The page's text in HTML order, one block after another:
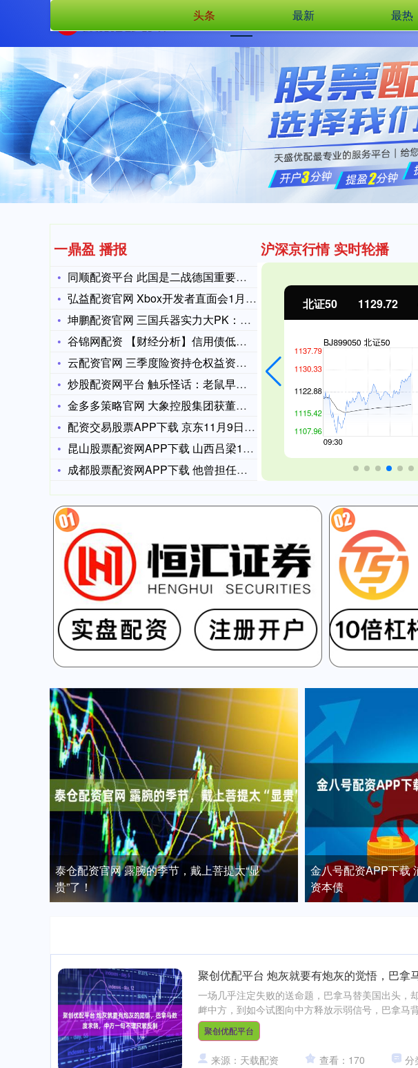
首页 一鼎盈 线上配
一鼎盈 播报
同顺配资平台 此国是二战德国重要帮凶，领导人极端恐惧苏联，出
弘益配资官网 Xbox开发者直面会1月23日举办 将展示《极
坤鹏配资官网 三国兵器实力大PK：方天画戟VS青龙偃月刀谁是
谷锦网配资 【财经分析】信用债低位震荡中不乏机遇 机构建议抓
云配资官网 三季度险资持仓权益资产比例逼近历史新高 增持红利
炒股配资网平台 触乐怪话：老鼠早就会玩《毁灭战士》了
金多多策略官网 大象控股集团获董事会主席兼执行董事狄小光增持
配资交易股票APP下载 京东11月9日将发布一款新车
昆山股票配资网APP下载 山西吕梁1人受生态环境部表彰
成都股票配资网APP下载 他曾担任空5军军长，受康生迫害后含
沪深京行情 实时轮播
沪深300 4689.96 38.65 0.83% 北证50 1129.72
泰仓配资官网 露腕的季节，戴上菩提太“显
贵”了！
金八号配资APP下载
资本债
头条 最新 最热
聚创优配平台 炮灰就要有炮灰的觉悟，巴拿
一场几乎注定失败的送命题，巴拿马替美国出头，
衅中方，到如今试图向中方释放示弱信号，巴拿马
聚创优配平台
来源：天载配资 查看：170 分